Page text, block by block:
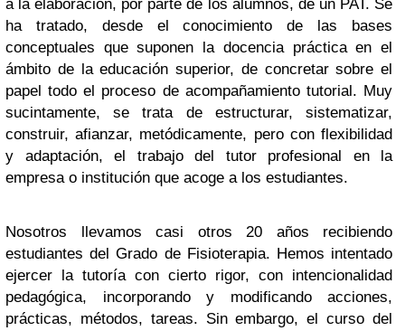
a la elaboración, por parte de los alumnos, de un PAT. Se
ha tratado, desde el conocimiento de las bases
conceptuales que suponen la docencia práctica en el
ámbito de la educación superior, de concretar sobre el
papel todo el proceso de acompañamiento tutorial. Muy
sucintamente, se trata de estructurar, sistematizar,
construir, afianzar, metódicamente, pero con flexibilidad
y adaptación, el trabajo del tutor profesional en la
empresa o institución que acoge a los estudiantes.
Nosotros llevamos casi otros 20 años recibiendo
estudiantes del Grado de Fisioterapia. Hemos intentado
ejercer la tutoría con cierto rigor, con intencionalidad
pedagógica, incorporando y modificando acciones,
prácticas, métodos, tareas. Sin embargo, el curso del